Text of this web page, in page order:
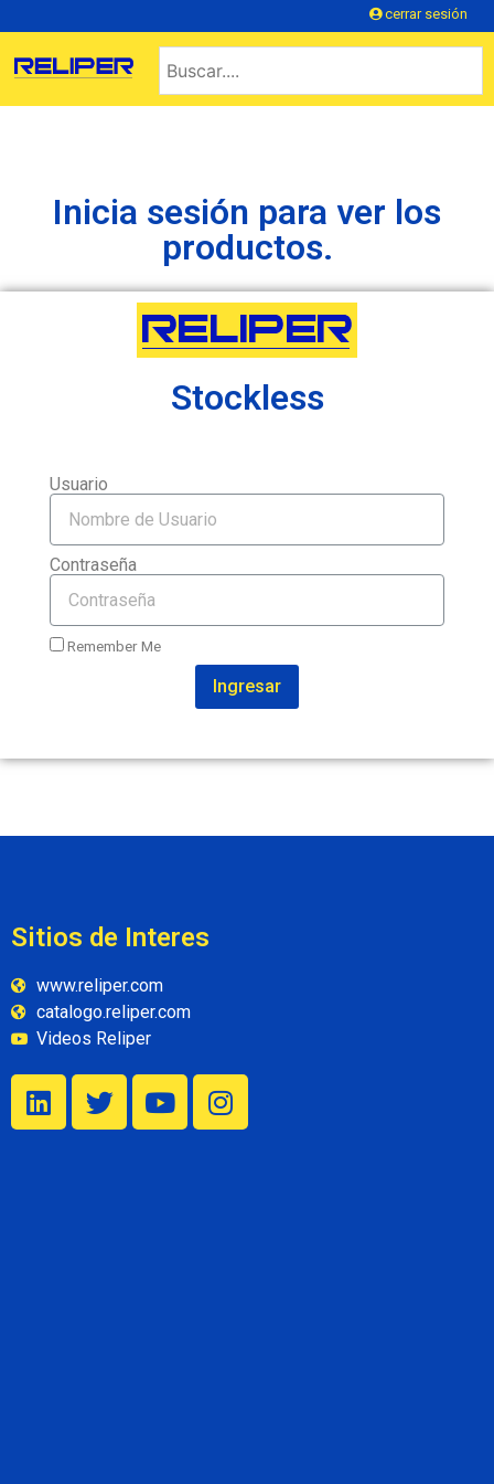
cerrar sesión
Inicia sesión para ver los
productos.
Stockless
Usuario
Contraseña
Remember Me
Ingresar
Sitios de Interes
www.reliper.com
catalogo.reliper.com
Videos Reliper